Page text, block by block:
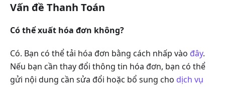
Vấn đề Thanh Toán
Có thể xuất hóa đơn không?
Có. Bạn có thể tải hóa đơn bằng cách nhấp vào đây.
Nếu bạn cần thay đổi thông tin hóa đơn, bạn có thể
gửi nội dung cần sửa đổi hoặc bổ sung cho dịch vụ